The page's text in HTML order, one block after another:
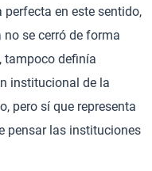
en este sentido,
se cerró de forma
tampoco definía
institucional de la
pero sí que representa
pensar las instituciones